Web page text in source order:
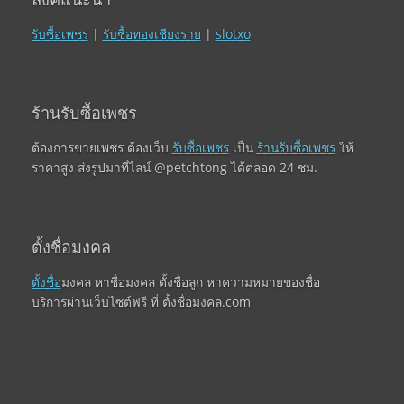
รับซื้อเพชร| รับซื้อทองเชียงราย | slotxo
ร้านรับซื้อเพชร
ต้องการขายเพชร ต้องเว็บ รับซื้อเพชรเป็น ร้านรับซื้อเพชรให้
ราคาสูง ส่งรูปมาที่ไลน์ @petchtong ได้ตลอด 24 ชม.
ตั้งชื่อมงคล
ตั้งชื่อมงคล หาชื่อมงคล ตั้งชื่อลูก หาความหมายของชื่อ
บริการผ่านเว็บไซต์ฟรี ที่ ตั้งชื่อมงคล.com